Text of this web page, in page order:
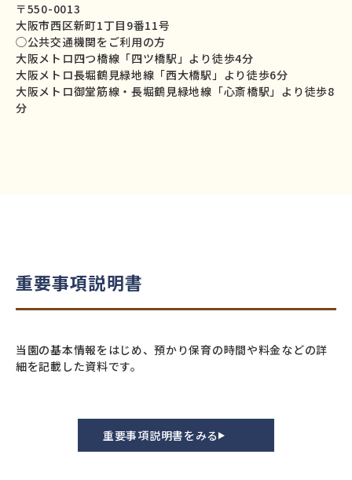
〒550-0013
大阪市西区新町1丁目9番11号
◯公共交通機関をご利用の方
大阪メトロ四つ橋線「四ツ橋駅」より徒歩4分
大阪メトロ長堀鶴見緑地線「西大橋駅」より徒歩6分
大阪メトロ御堂筋線・長堀鶴見緑地線「心斎橋駅」より徒歩8
分
重要事項説明書
当園の基本情報をはじめ、預かり保育の時間や料金などの詳
細を記載した資料です。
重要事項説明書をみる